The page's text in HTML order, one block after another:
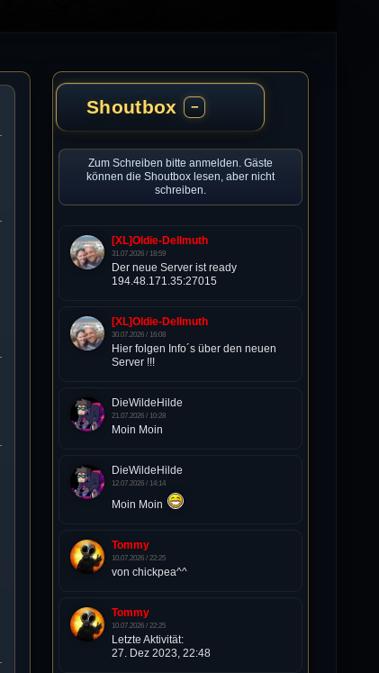
Shoutbox −
Zum Schreiben bitte anmelden. Gäste
können die Shoutbox lesen, aber nicht
schreiben.
[XL]Oldie-Dellmuth
31.07.2026 / 18:59
Der neue Server ist ready
194.48.171.35:27015
[XL]Oldie-Dellmuth
30.07.2026 / 16:08
Hier folgen Info´s über den neuen
Server !!!
DieWildeHilde
21.07.2026 / 10:28
Moin Moin
DieWildeHilde
12.07.2026 / 14:14
Moin Moin
Tommy
10.07.2026 / 22:25
von chickpea^^
Tommy
10.07.2026 / 22:25
Letzte Aktivität:
27. Dez 2023, 22:48